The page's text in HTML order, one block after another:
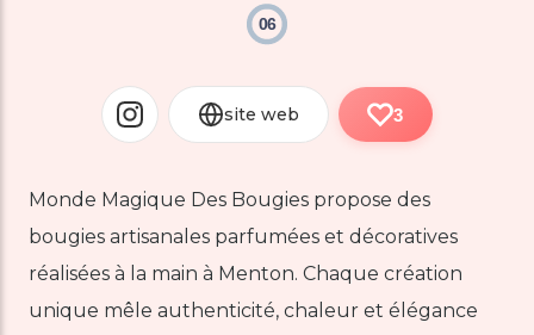
06
site web 3
Monde Magique Des Bougies propose des
bougies artisanales parfumées et décoratives
réalisées à la main à Menton. Chaque création
unique mêle authenticité, chaleur et élégance